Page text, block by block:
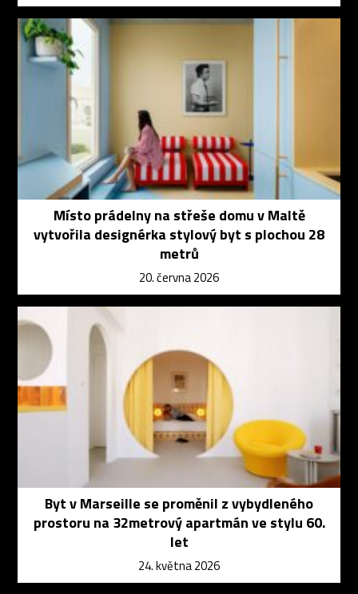
Místo prádelny na střeše domu v Maltě
vytvořila designérka stylový byt s plochou 28
metrů
20. června 2026
Byt v Marseille se proměnil z vybydleného
prostoru na 32metrový apartmán ve stylu 60.
let
24. května 2026